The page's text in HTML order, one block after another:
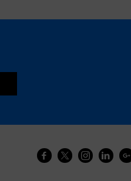
    